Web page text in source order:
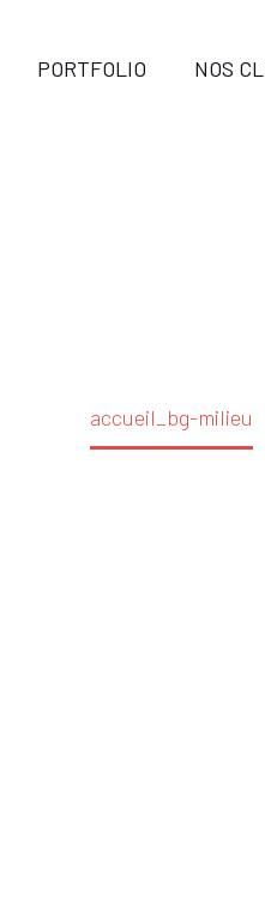
PORTFOLIO NOS
accueil_bg-milieu